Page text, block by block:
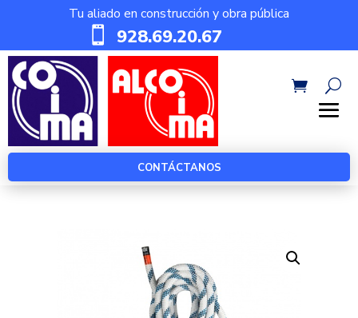
Tu aliado en construcción y obra pública
 928.69.20.67
CONTÁCTANOS